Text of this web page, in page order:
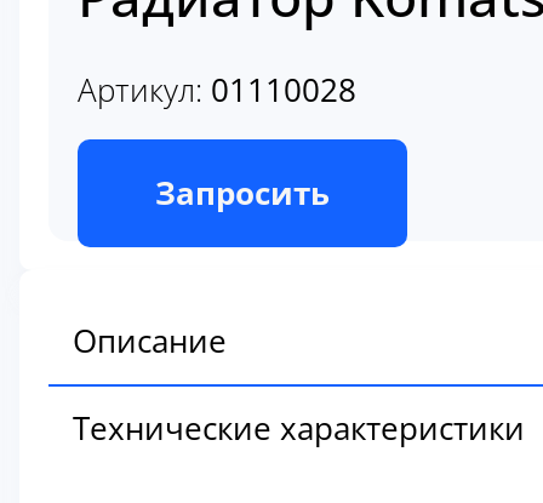
Артикул: 01110028
В наличии
Запросить
Описание
Технические характеристики